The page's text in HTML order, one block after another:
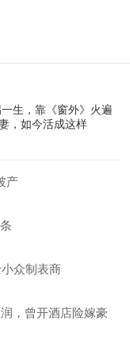
生，靠《窗外》火遍
，如今活成这样
产
众制表商
，曾开酒店险嫁豪